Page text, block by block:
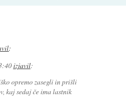
:
izjavil:
opremo zasegli in prišli
kaj sedaj če ima lastnik